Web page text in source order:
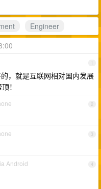
Engineer
1
，就是互联网相对国内发展
！
2
3
4
Android